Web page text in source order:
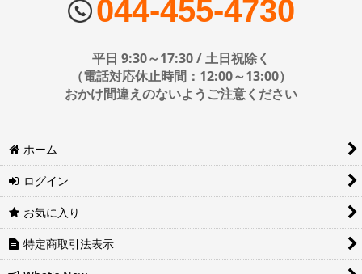
配送会社はお選びいただけません。
時間指定は下記の通りです。
日時指定は4日後以降の指定となります。それ以前の日時指定をご希
望の場合は備考欄に記入をお願いします。
■地域ごとの最短配達日時について
い。
ヤマト運輸サービスレベル一覧表(PDF)
西濃運輸サービスレベル一覧表(PDF)
044-455-4730
平日 9:30～17:30 / 土日祝除く
（電話対応休止時間：12:00～13:00）
おかけ間違えのないようご注意ください
ホーム
ログイン
お気に入り
特定商取引法表示